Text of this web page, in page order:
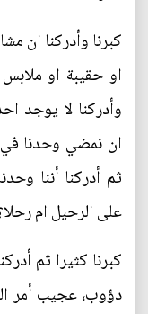
كبرنا وأدركنا ان
او حقيبة او
وأدركنا لا يوجد
ان نمضي وحدنا في
ثم أدركنا أننا
على الرحيل ام
كبرنا كثيرا ثم
دؤوب، عجيب أمر